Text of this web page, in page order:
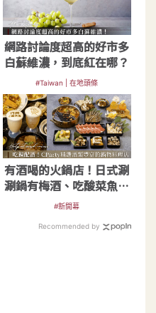
網路討論度超高的好市多
白蘇維濃，到底紅在哪？
#Taiwan | 在地頭條
有酒喝的火鍋店！日式涮
涮鍋有梅酒、吃酸菜魚喝
奶蓋啤酒和調酒
#新開幕
Recommended by